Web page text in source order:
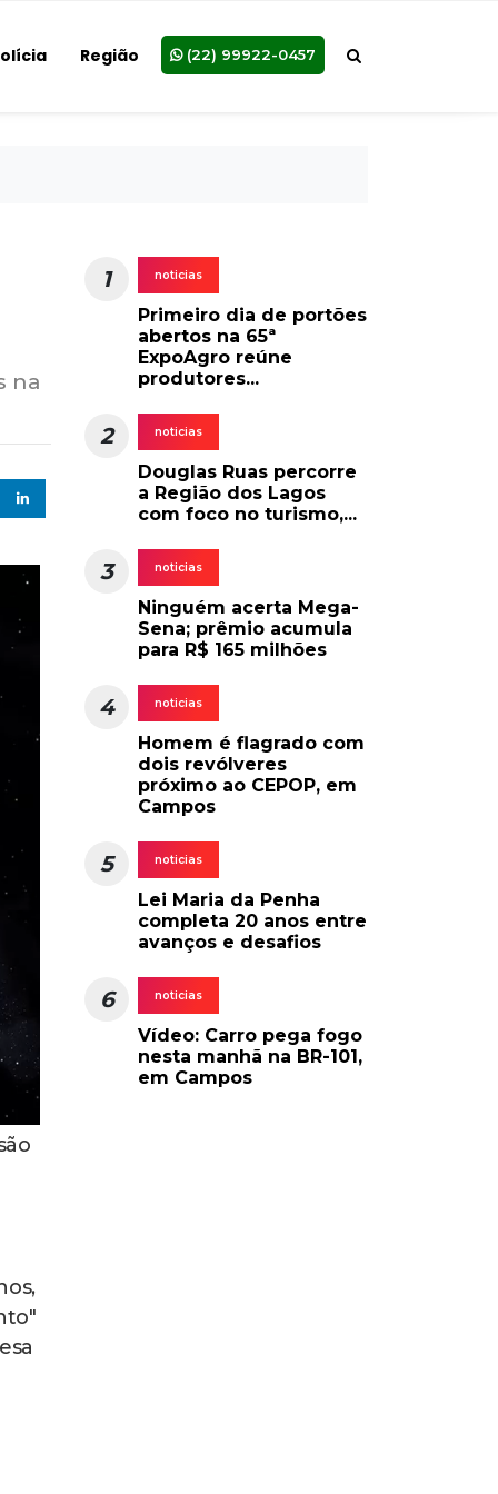
Região (22) 99922-0457
na
1 noticias
Primeiro dia de portões
abertos na 65ª
ExpoAgro reúne
produtores...
2 noticias
Douglas Ruas percorre
a Região dos Lagos
com foco no turismo,...
3 noticias
Ninguém acerta Mega-
Sena; prêmio acumula
para R$ 165 milhões
4 noticias
Homem é flagrado com
dois revólveres
próximo ao CEPOP, em
Campos
5 noticias
Lei Maria da Penha
completa 20 anos entre
avanços e desafios
6 noticias
Vídeo: Carro pega fogo
nesta manhã na BR-101,
em Campos